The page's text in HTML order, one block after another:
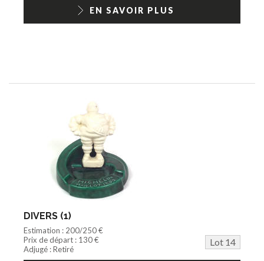
EN SAVOIR PLUS
DIVERS (1)
Estimation : 200/250 €
Prix de départ : 130 €
Lot 14
Adjugé : Retiré